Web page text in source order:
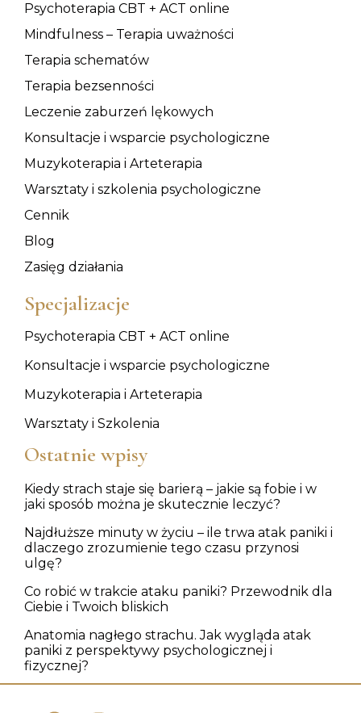
Psychoterapia CBT + ACT online
Mindfulness – Terapia uważności
Terapia schematów
Terapia bezsenności
Leczenie zaburzeń lękowych
Konsultacje i wsparcie psychologiczne
Muzykoterapia i Arteterapia
Warsztaty i szkolenia psychologiczne
Cennik
Blog
Zasięg działania
Specjalizacje
Psychoterapia CBT + ACT online
Konsultacje i wsparcie psychologiczne
Muzykoterapia i Arteterapia
Warsztaty i Szkolenia
Ostatnie wpisy
Kiedy strach staje się barierą – jakie są fobie i w
jaki sposób można je skutecznie leczyć?
Najdłuższe minuty w życiu – ile trwa atak paniki i
dlaczego zrozumienie tego czasu przynosi
ulgę?
Co robić w trakcie ataku paniki? Przewodnik dla
Ciebie i Twoich bliskich
Anatomia nagłego strachu. Jak wygląda atak
paniki z perspektywy psychologicznej i
fizycznej?